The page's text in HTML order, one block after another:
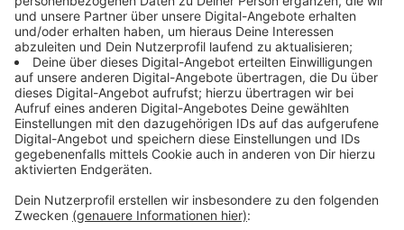
darunter eben auch einige Schülerinnen und Schüler
vom Gymnasium Canisianum in Lüdinghausen.
Kinderrechte im Krieg - das ist eins der Themen, mit
dem sich die Schülerinnen und Schüler aus
Lüdinghausen vorab beschäftigt haben. Auch das
Diskriminieren von Kindern war ein Thema. Der
Kindergipfel in Berlin geht noch bis Dienstag.
Anzeige